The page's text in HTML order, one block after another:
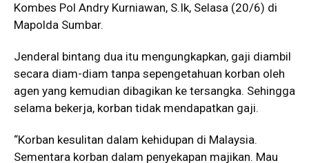
Kombes Pol Andry Kurniawan, S.Ik, Selasa (20/6) di
Mapolda Sumbar.
Jenderal bintang dua itu mengungkapkan, gaji diambil
secara diam-diam tanpa sepengetahuan korban oleh
agen yang kemudian dibagikan ke tersangka. Sehingga
selama bekerja, korban tidak mendapatkan gaji.
“Korban kesulitan dalam kehidupan di Malaysia.
Sementara korban dalam penyekapan majikan. Mau